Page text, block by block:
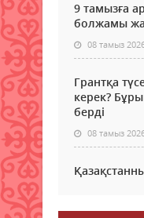
9 тамызға
болжамы
08 тамыз
Грантқа
керек?
берді
08 тамыз